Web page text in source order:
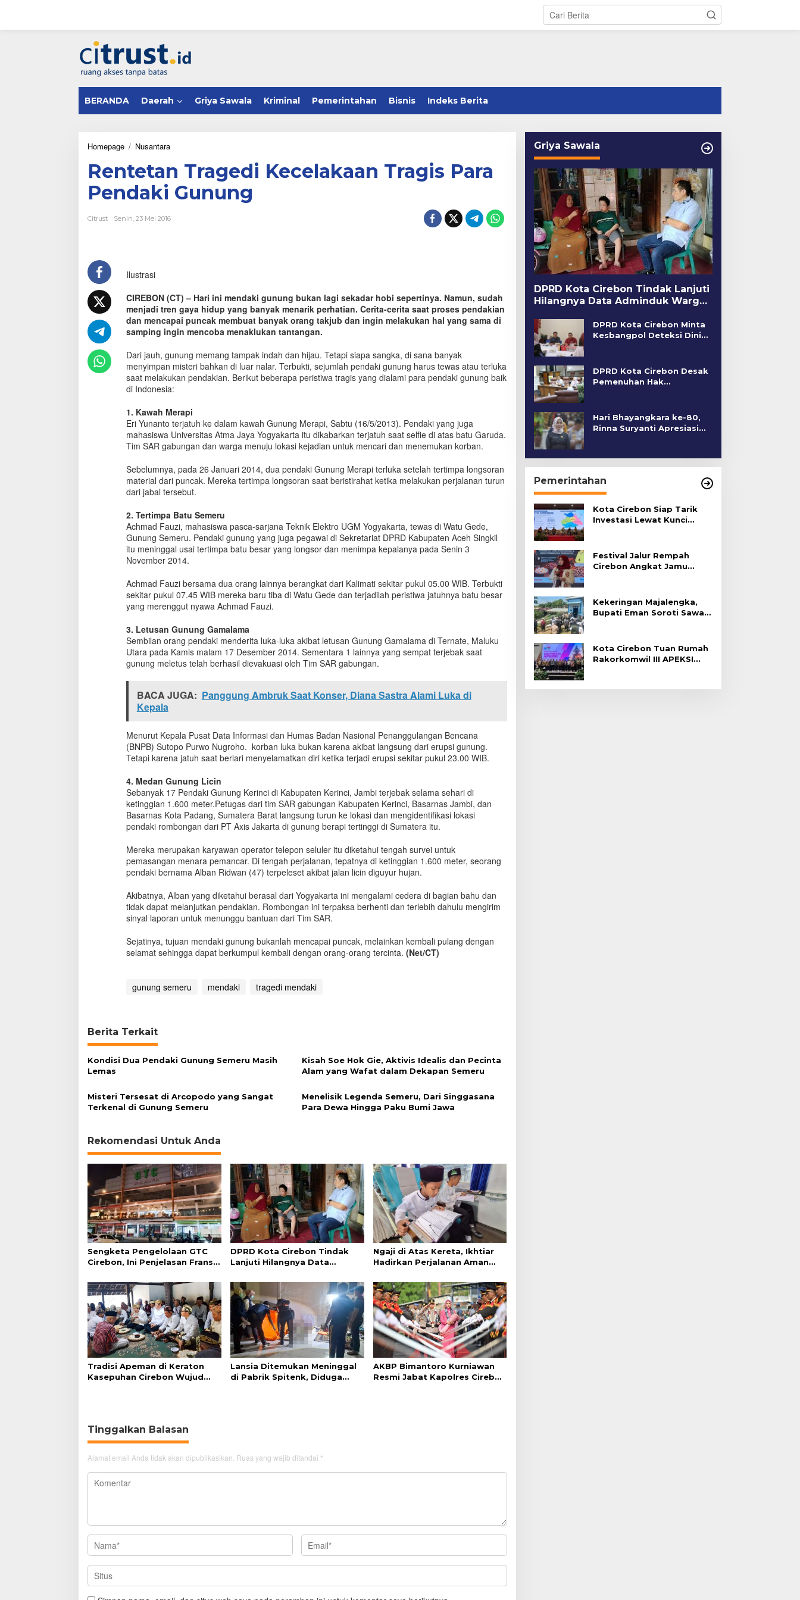
w
BERANDA Daerah Griya Sawala Kriminal Pemerintahan Bisnis Indeks Berita
Homepage / Nusantara
n
n
i
K
e
c
e
a
k
a
a
T
r
a
g
s
P
a
a
P
e
n
d
a
i
G
u
u
n
g
Rentetan Tragedi Kecelakaan Tragis Para
Pendaki Gunung
Citrust Senin, 23 Mei 2016
Ilustrasi
CIREBON (CT) – Hari ini mendaki gunung bukan lagi sekadar hobi sepertinya. Namun, sudah
menjadi tren gaya hidup yang banyak menarik perhatian. Cerita-cerita saat proses pendakian
dan mencapai puncak membuat banyak orang takjub dan ingin melakukan hal yang sama di
samping ingin mencoba menaklukan tantangan.
Dari jauh, gunung memang tampak indah dan hijau. Tetapi siapa sangka, di sana banyak
menyimpan misteri bahkan di luar nalar. Terbukti, sejumlah pendaki gunung harus tewas atau terluka
saat melakukan pendakian. Berikut beberapa peristiwa tragis yang dialami para pendaki gunung baik
di Indonesia:
1. Kawah Merapi
Eri Yunanto terjatuh ke dalam kawah Gunung Merapi, Sabtu (16/5/2013). Pendaki yang juga
mahasiswa Universitas Atma Jaya Yogyakarta itu dikabarkan terjatuh saat selfie di atas batu Garuda.
Tim SAR gabungan dan warga menuju lokasi kejadian untuk mencari dan menemukan korban.
Sebelumnya, pada 26 Januari 2014, dua pendaki Gunung Merapi terluka setelah tertimpa longsoran
material dari puncak. Mereka tertimpa longsoran saat beristirahat ketika melakukan perjalanan turun
dari jabal tersebut.
2. Tertimpa Batu Semeru
Achmad Fauzi, mahasiswa pasca-sarjana Teknik Elektro UGM Yogyakarta, tewas di Watu Gede,
Gunung Semeru. Pendaki gunung yang juga pegawai di Sekretariat DPRD Kabupaten Aceh Singkil
itu meninggal usai tertimpa batu besar yang longsor dan menimpa kepalanya pada Senin 3
November 2014.
Achmad Fauzi bersama dua orang lainnya berangkat dari Kalimati sekitar pukul 05.00 WIB. Terbukti
sekitar pukul 07.45 WIB mereka baru tiba di Watu Gede dan terjadilah peristiwa jatuhnya batu besar
yang merenggut nyawa Achmad Fauzi.
3. Letusan Gunung Gamalama
Sembilan orang pendaki menderita luka-luka akibat letusan Gunung Gamalama di Ternate, Maluku
Utara pada Kamis malam 17 Desember 2014. Sementara 1 lainnya yang sempat terjebak saat
gunung meletus telah berhasil dievakuasi oleh Tim SAR gabungan.
BACA JUGA: Panggung Ambruk Saat Konser, Diana Sastra Alami Luka di
Kepala
Menurut Kepala Pusat Data Informasi dan Humas Badan Nasional Penanggulangan Bencana
(BNPB) Sutopo Purwo Nugroho. korban luka bukan karena akibat langsung dari erupsi gunung.
Tetapi karena jatuh saat berlari menyelamatkan diri ketika terjadi erupsi sekitar pukul 23.00 WIB.
4. Medan Gunung Licin
Sebanyak 17 Pendaki Gunung Kerinci di Kabupaten Kerinci, Jambi terjebak selama sehari di
ketinggian 1.600 meter.Petugas dari tim SAR gabungan Kabupaten Kerinci, Basarnas Jambi, dan
Basarnas Kota Padang, Sumatera Barat langsung turun ke lokasi dan mengidentifikasi lokasi
pendaki rombongan dari PT Axis Jakarta di gunung berapi tertinggi di Sumatera itu.
Mereka merupakan karyawan operator telepon seluler itu diketahui tengah survei untuk
pemasangan menara pemancar. Di tengah perjalanan, tepatnya di ketinggian 1.600 meter, seorang
pendaki bernama Alban Ridwan (47) terpeleset akibat jalan licin diguyur hujan.
Akibatnya, Alban yang diketahui berasal dari Yogyakarta ini mengalami cedera di bagian bahu dan
tidak dapat melanjutkan pendakian. Rombongan ini terpaksa berhenti dan terlebih dahulu mengirim
sinyal laporan untuk menunggu bantuan dari Tim SAR.
Sejatinya, tujuan mendaki gunung bukanlah mencapai puncak, melainkan kembali pulang dengan
selamat sehingga dapat berkumpul kembali dengan orang-orang tercinta. (Net/CT)
gunung semeru mendaki tragedi mendaki
Berita Terkait
Kondisi Dua Pendaki Gunung Semeru Masih
Lemas
Kisah Soe Hok Gie, Aktivis Idealis dan Pecinta
Alam yang Wafat dalam Dekapan Semeru
Misteri Tersesat di Arcopodo yang Sangat
Terkenal di Gunung Semeru
Menelisik Legenda Semeru, Dari Singgasana
Para Dewa Hingga Paku Bumi Jawa
Rekomendasi Untuk Anda
Sengketa Pengelolaan GTC
Cirebon, Ini Penjelasan Frans
DPRD Kota Cirebon Tindak
Lanjuti Hilangnya Data
Ngaji di Atas Kereta, Ikhtiar
Hadirkan Perjalanan Aman
Tradisi Apeman di Keraton
Kasepuhan Cirebon Wujud
Lansia Ditemukan Meninggal
di Pabrik Spitenk, Diduga
AKBP Bimantoro Kurniawan
Resmi Jabat Kapolres Cirebon
Tinggalkan Balasan
Alamat email Anda tidak akan dipublikasikan. Ruas yang wajib ditandai *
Griya Sawala
DPRD Kota Cirebon Tindak Lanjuti
Hilangnya Data Adminduk Warga
DPRD Kota Cirebon Minta
Kesbangpol Deteksi Dini
DPRD Kota Cirebon Desak
Pemenuhan Hak
Hari Bhayangkara ke-80,
Rinna Suryanti Apresiasi
Pemerintahan
Kota Cirebon Siap Tarik
Investasi Lewat Kunci
Festival Jalur Rempah
Cirebon Angkat Jamu
Kekeringan Majalengka,
Bupati Eman Soroti Sawah
Kota Cirebon Tuan Rumah
Rakorkomwil III APEKSI